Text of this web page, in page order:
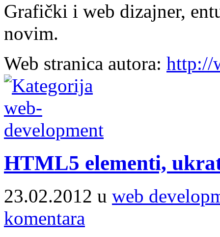
Grafički i web dizajner,
novim.
Web stranica autora: http://
HTML5 elementi,
23.02.2012 u web
komentara